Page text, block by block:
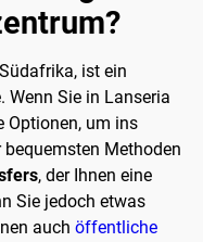
ist ein
Wenn Sie in Lanseria
Optionen, um ins
Methoden
, der Ihnen eine
Sie jedoch etwas
auch öffentliche